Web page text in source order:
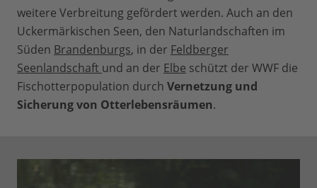
weitere Verbreitung gefördert werden. Auch an den
Uckermärkischen Seen, den Naturlandschaften im
Süden Brandenburgs, in der Feldberger
Seenlandschaft und an der Elbe schützt der WWF die
Fischotterpopulation durch Vernetzung und
Sicherung von Otterlebensräumen.